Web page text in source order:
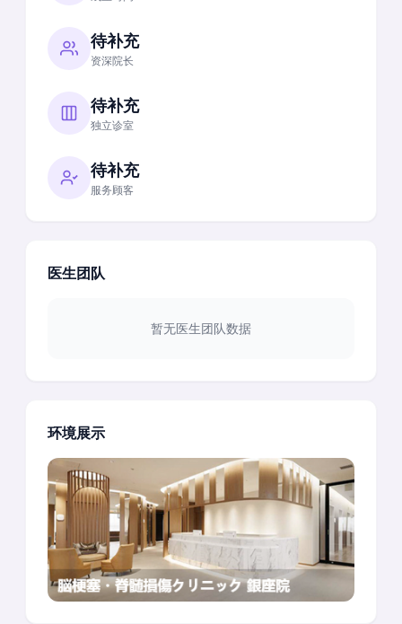
待补充
资深院长
待补充
独立诊室
待补充
服务顾客
医生团队
暂无医生团队数据
环境展示